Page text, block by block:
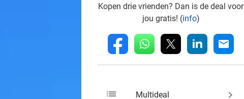
Kopen drie vrienden? Dan is de deal voor
jou gratis! (info)
fb whatsapp linkedin mail
list Multideal keyboard_arrow_right